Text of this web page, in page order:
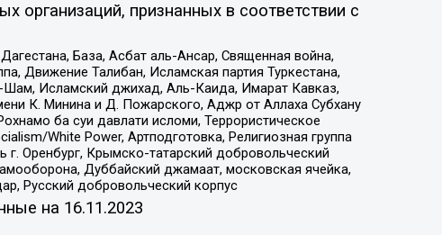
признанных в соответствии с
База, Асбат аль-Ансар, Священная война,
Движение Талибан, Исламская партия Туркестана,
Исламский джихад, Аль-Каида, Имарат Кавказ,
К. Минина и Д. Пожарского, Аджр от Аллаха Субхану
ба суи давлати исломи, Террористическое
White Power, Артподготовка, Религиозная группа
г. Оренбург, Крымско-татарский добровольческий
Дуббайский джамаат, московская ячейка,
Русский добровольческий корпус
на 16.11.2023